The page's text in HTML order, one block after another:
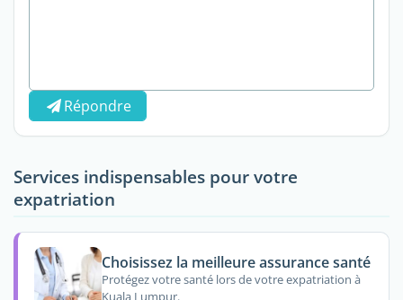
Répondre
Services indispensables pour votre
expatriation
Choisissez la meilleure assurance santé
Protégez votre santé lors de votre expatriation à
Kuala Lumpur.